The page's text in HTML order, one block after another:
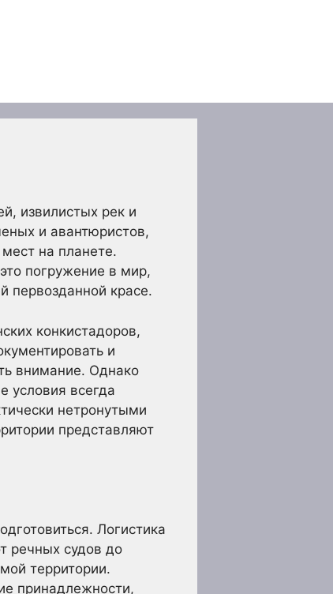
извилистых рек и
и авантюристов,
на планете.
погружение в мир,
первозданной красе.
конкистадоров,
и
внимание. Однако
условия всегда
нетронутыми
представляют
Логистика
речных судов до
территории.
принадлежности,